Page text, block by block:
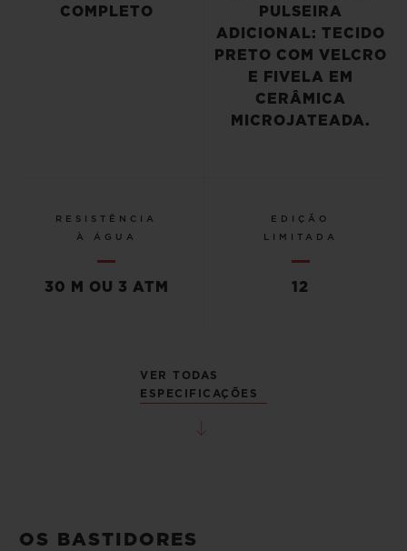
COMPLETO
PULSEIRA
ADICIONAL: TECIDO
PRETO COM VELCRO
E FIVELA EM
CERÂMICA
MICROJATEADA.
RESISTÊNCIA
À ÁGUA
30 M OU 3 ATM
EDIÇÃO
LIMITADA
12
VER TODAS
ESPECIFICAÇÕES
OS BASTIDORES